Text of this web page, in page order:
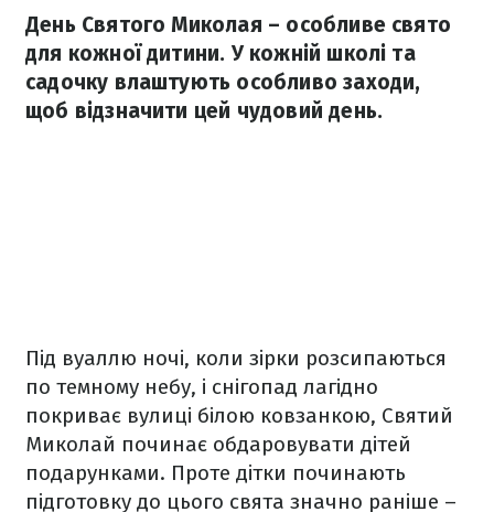
День Святого Миколая – особливе свято
для кожної дитини. У кожній школі та
садочку влаштують особливо заходи,
щоб відзначити цей чудовий день.
Під вуаллю ночі, коли зірки розсипаються
по темному небу, і снігопад лагідно
покриває вулиці білою ковзанкою, Святий
Миколай починає обдаровувати дітей
подарунками. Проте дітки починають
підготовку до цього свята значно раніше –